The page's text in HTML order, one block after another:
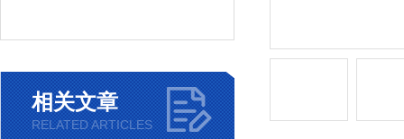
相关文章
RELATED ARTICLES